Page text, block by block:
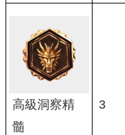
高級洞察精
髓
3